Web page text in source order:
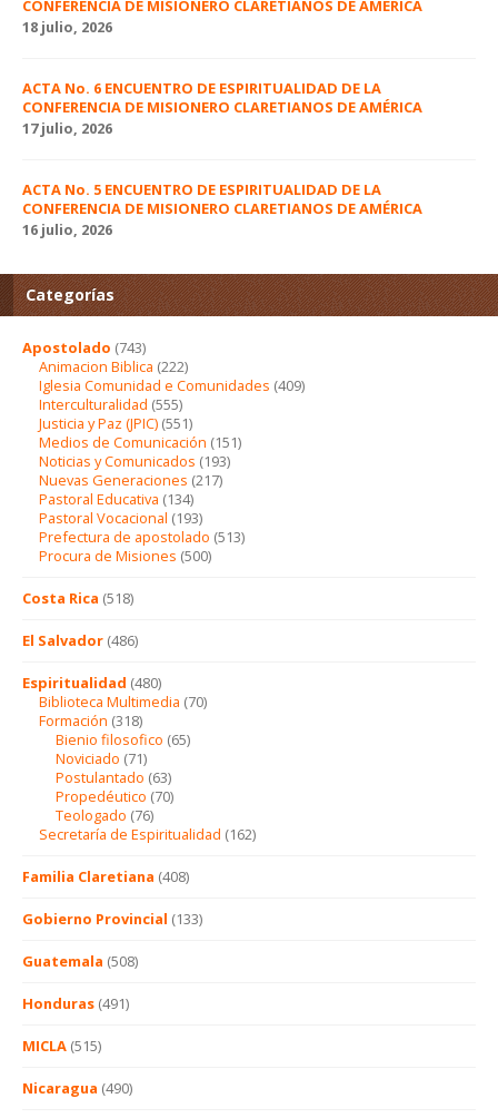
CONFERENCIA DE MISIONERO CLARETIANOS DE AMÉRICA
18 julio, 2026
ACTA No. 6 ENCUENTRO DE ESPIRITUALIDAD DE LA
CONFERENCIA DE MISIONERO CLARETIANOS DE AMÉRICA
17 julio, 2026
ACTA No. 5 ENCUENTRO DE ESPIRITUALIDAD DE LA
CONFERENCIA DE MISIONERO CLARETIANOS DE AMÉRICA
16 julio, 2026
Categorías
Apostolado (743)
Animacion Biblica (222)
Iglesia Comunidad e Comunidades (409)
Interculturalidad (555)
Justicia y Paz (JPIC) (551)
Medios de Comunicación (151)
Noticias y Comunicados (193)
Nuevas Generaciones (217)
Pastoral Educativa (134)
Pastoral Vocacional (193)
Prefectura de apostolado (513)
Procura de Misiones (500)
Costa Rica (518)
El Salvador (486)
Espiritualidad (480)
Biblioteca Multimedia (70)
Formación (318)
Bienio filosofico (65)
Noviciado (71)
Postulantado (63)
Propedéutico (70)
Teologado (76)
Secretaría de Espiritualidad (162)
Familia Claretiana (408)
Gobierno Provincial (133)
Guatemala (508)
Honduras (491)
MICLA (515)
Nicaragua (490)